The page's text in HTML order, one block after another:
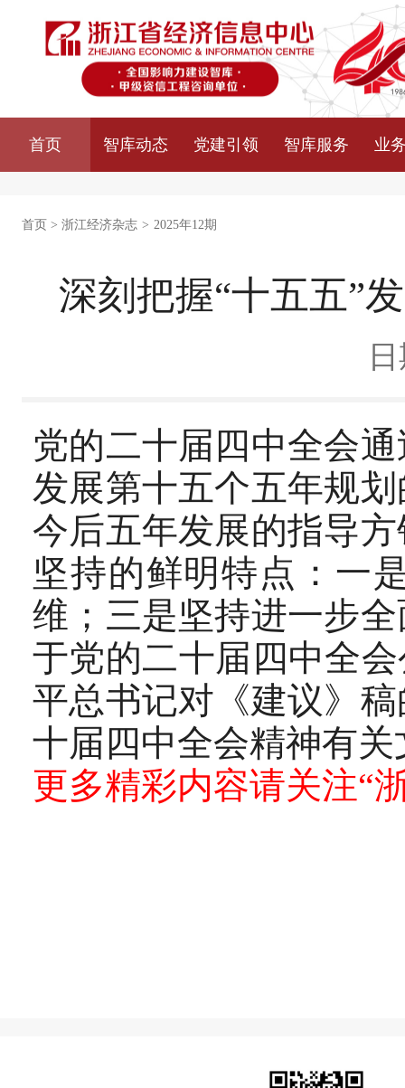
首页 智库动态 党建引领 智库服务 业
首页 > 浙江经济杂志 > 2025年12期
深刻把握“十五五”
党的二十届四中全会
发展第十五个五年规
今后五年发展的指导
坚持的鲜明特点：一
维；三是坚持进一步
于党的二十届四中全
平总书记对《建议》
十届四中全会精神有
更多精彩内容请关注“